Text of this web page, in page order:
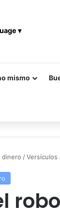
▾
mismo
dinero / Versículos